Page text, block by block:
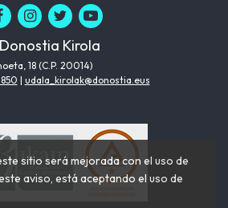
Kirola
18 (C.P. 20014)
| udala_kirolak@donostia.eus
sitio será mejorada con el uso de
aviso, está aceptando el uso de